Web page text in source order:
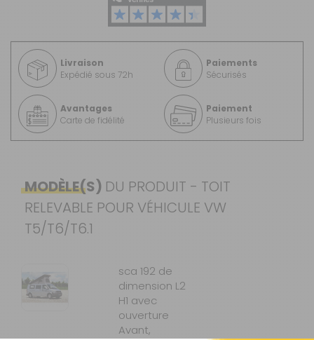
Livraison
Expédié sous 72h
Paiements
Sécurisés
Avantages
Carte de fidélité
Paiement
Plusieurs fois
MODÈLE(S) DU PRODUIT - TOIT
RELEVABLE POUR VÉHICULE VW
T5/T6/T6.1
sca 192 de
dimension L2
H1 avec
ouverture
Avant,